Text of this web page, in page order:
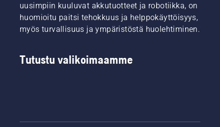
uusimpiin kuuluvat akkutuotteet ja robotiikka, on
huomioitu paitsi tehokkuus ja helppokäyttöisyys,
myös turvallisuus ja ympäristöstä huolehtiminen.
Tutustu valikoimaamme